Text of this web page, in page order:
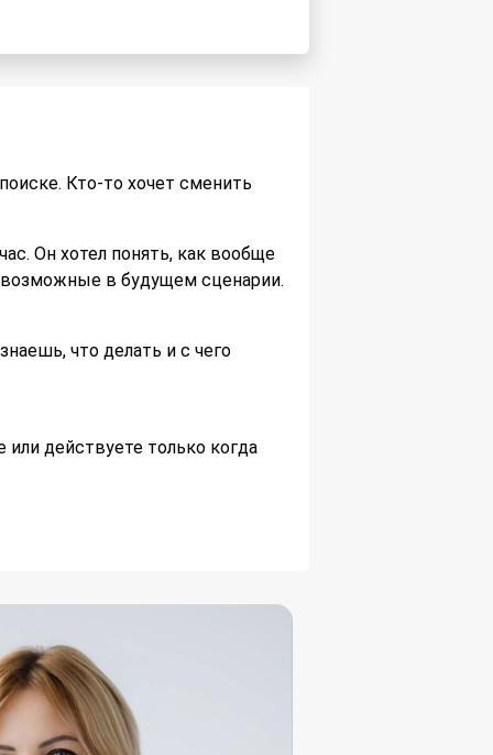
Кто-то хочет сменить
Он хотел понять, как вообще
возможные в будущем сценарии.
что делать и с чего
или действуете только когда